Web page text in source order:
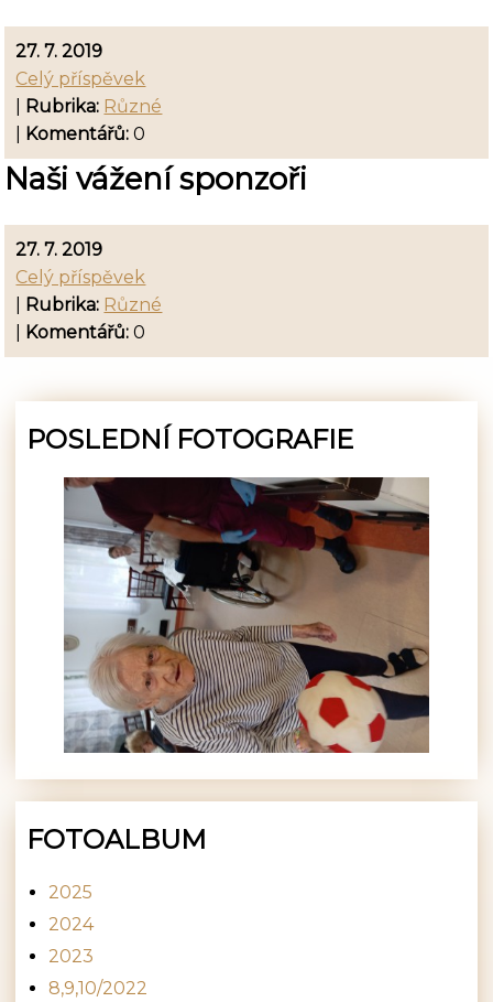
27. 7. 2019
Celý příspěvek
Rubrika: Různé
Komentářů: 0
Naši vážení sponzoři
27. 7. 2019
Celý příspěvek
Rubrika: Různé
Komentářů: 0
POSLEDNÍ FOTOGRAFIE
FOTOALBUM
2025
2024
2023
8,9,10/2022